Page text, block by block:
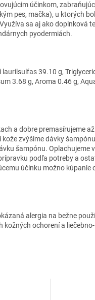
účinkom,
pes, mačka), u ktorých
sa aj ako doplnková
pyodermiách.
39.10 g,
3.68 g, Aroma 0.46 g,
a dobre premasírujeme
zvýšime dávky
šampónu. Oplachujeme
podľa potreby a
účinku možno kúpanie
alergia na bežne
kožných ochorení a liečebno-